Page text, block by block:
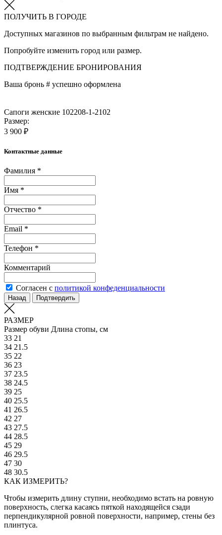
ПОЛУЧИТЬ В ГОРОДЕ
Доступных магазинов по выбранным фильтрам не найдено.
Попробуйте изменить город или размер.
ПОДТВЕРЖДЕНИЕ БРОНИРОВАНИЯ
Ваша бронь # успешно оформлена
Сапоги женские 102208-1-2102
Размер:
3 900 ₽
Контактные данные
Фамилия *
Имя *
Отчество *
Email *
Телефон *
Комментарий
Согласен с политикой конфеденциальности
Назад Подтвердить
РАЗМЕР
Размер обуви Длина стопы, см
33 21
34 21.5
35 22
36 23
37 23.5
38 24.5
39 25
40 25.5
41 26.5
42 27
43 27.5
44 28.5
45 29
46 29.5
47 30
48 30.5
КАК ИЗМЕРИТЬ?
Чтобы измерить длину ступни, необходимо встать на ровную
поверхность, слегка касаясь пяткой находящейся сзади
перпендикулярной ровной поверхности, например, стены без
плинтуса.